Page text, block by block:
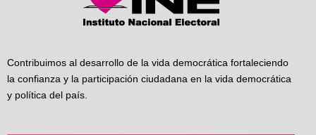
Contribuimos al desarrollo de la vida democrática fortaleciendo
la confianza y la participación ciudadana en la vida democrática
y política del país.